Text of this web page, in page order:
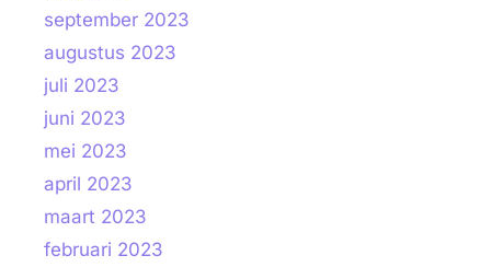
september 2023
augustus 2023
juli 2023
juni 2023
mei 2023
april 2023
maart 2023
februari 2023